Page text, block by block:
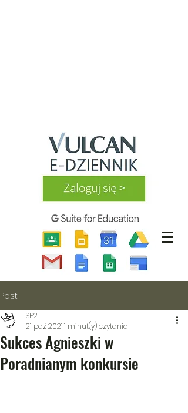
Post
Sukces Agnieszki w
Poradnianym konkursie
SP2
21 paź 20211 minut(y) czytania